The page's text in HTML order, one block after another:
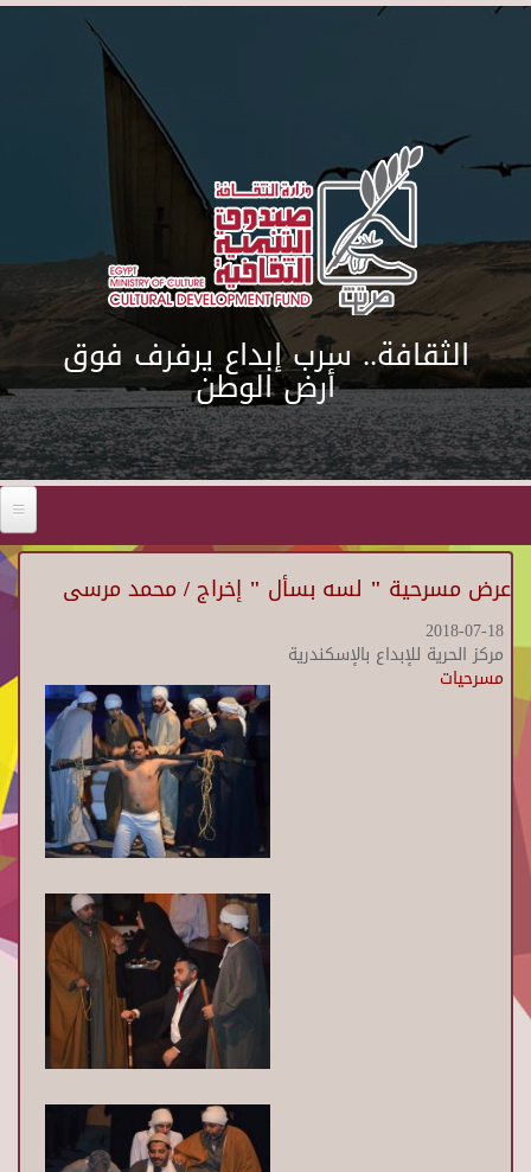
Skip to main content
الثقافة.. سرب إبداع يرفرف فوق
أرض الوطن
عرض مسرحية " لسه بسأل " إخراج / محمد مرسى
2018-07-18
مركز الحرية للإبداع بالإسكندرية
مسرحيات